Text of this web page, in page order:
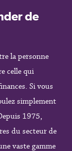
de
la personne
celle qui
Si vous
simplement
1975,
du secteur de
vaste gamme